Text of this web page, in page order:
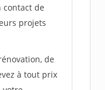
contact de
projets
de
à tout prix